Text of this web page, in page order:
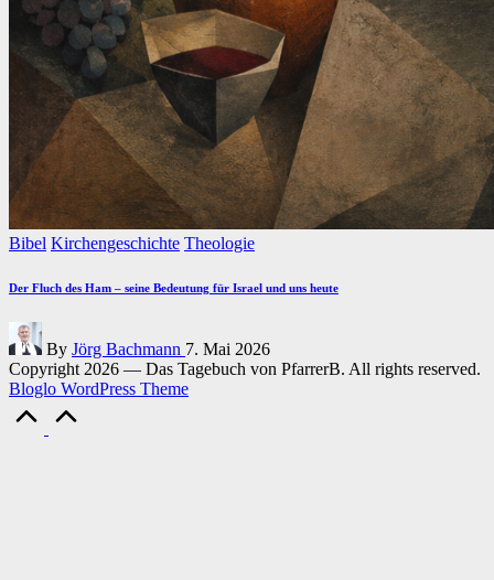
Posted
Bibel Kirchengeschichte Theologie
Der Fluch des Ham – seine Bedeutung für Israel und uns heute
Posted
by
By Jörg Bachmann 7. Mai 2026
Copyright 2026 — Das Tagebuch von PfarrerB. All rights reserved.
Bloglo WordPress Theme